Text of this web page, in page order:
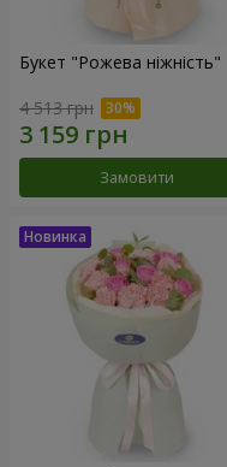
Букет "Рожева ніжність"
4 513 грн
Замовити